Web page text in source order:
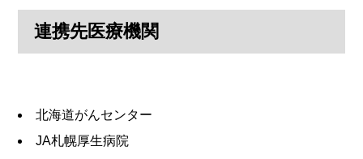
連携先医療機関
北海道がんセンター
JA札幌厚生病院